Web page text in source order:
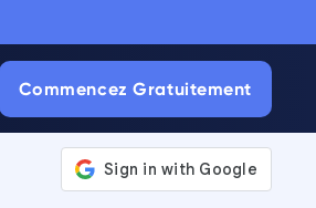
Commencez Gratuitement